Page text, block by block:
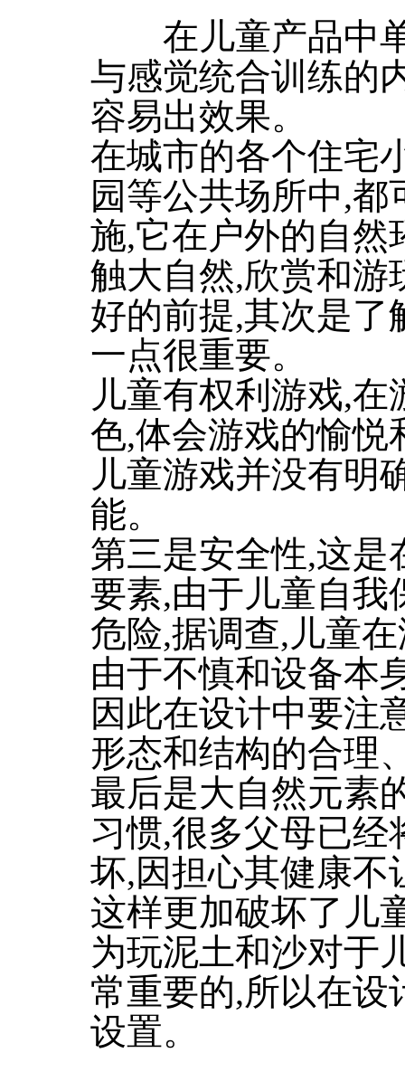
在儿童产品中单
与感觉统合训练的
容易出效果。
在城市的各个住宅
园等公共场所中,
施,它在户外的自然
触大自然,欣赏和游
好的前提,其次是了
一点很重要。
儿童有权利游戏,
色,体会游戏的愉悦
儿童游戏并没有明
能。
第三是安全性,这是
要素,由于儿童自我
危险,据调查,儿童
由于不慎和设备本
因此在设计中要注
形态和结构的合理
最后是大自然元素
习惯,很多父母已经
坏,因担心其健康不
这样更加破坏了儿
为玩泥土和沙对于
常重要的,所以在设
设置。